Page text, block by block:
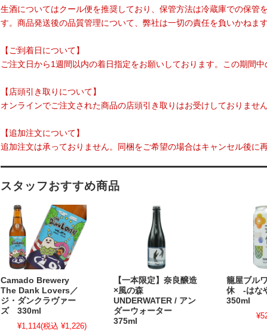
生酒についてはクール便を推奨しており、保管方法は冷蔵庫での保管
す。商品発送後の品質管理について、弊社は一切の責任を負いかねま
【ご到着日について】
ご注文日から1週間以内の着日指定をお願いしております。この期間中
【店頭引き取りについて】
オンラインでご注文された商品の店頭引き取りはお受けしておりません
【追加注文について】
追加注文は承っておりません。同梱をご希望の場合はキャンセル後に
スタッフおすすめ商品
Camado Brewery
The Dank Lovers／
ジ・ダンクラヴァー
ズ 330ml
¥1,114(税込 ¥1,226)
【一本限定】奈良醸造
×風の森
UNDERWATER / アン
ダーウォーター
375ml
籠屋ブル
休 -はな
350ml